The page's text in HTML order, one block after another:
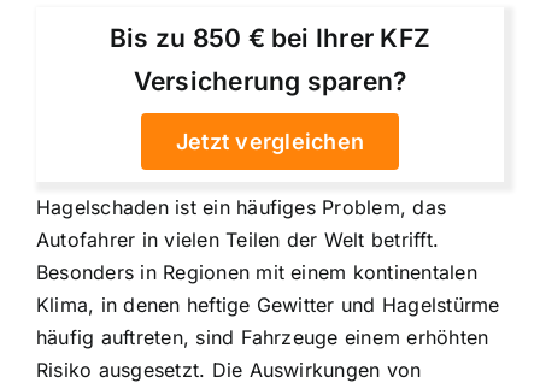
Bis zu 850 € bei Ihrer KFZ
Versicherung sparen?
Jetzt vergleichen
Hagelschaden ist ein häufiges Problem, das
Autofahrer in vielen Teilen der Welt betrifft.
Besonders in Regionen mit einem kontinentalen
Klima, in denen heftige Gewitter und Hagelstürme
häufig auftreten, sind Fahrzeuge einem erhöhten
Risiko ausgesetzt. Die Auswirkungen von